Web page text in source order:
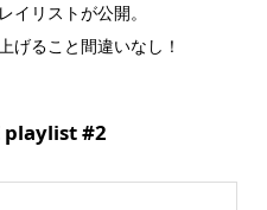
イリストが公開。
げること間違いなし！
playlist #2